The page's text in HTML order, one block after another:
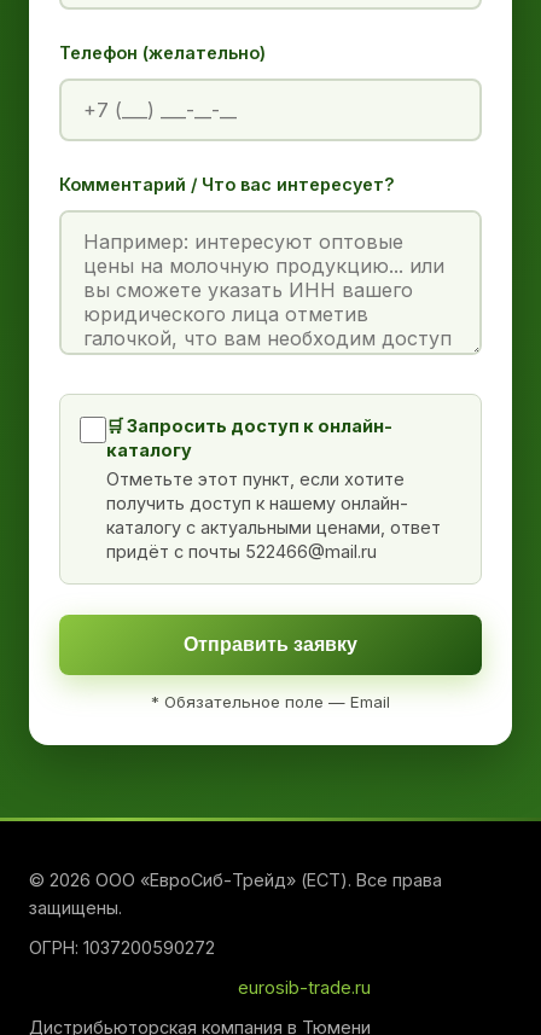
Телефон (желательно)
Комментарий / Что вас интересует?
🛒 Запросить доступ к онлайн-
каталогу
Отметьте этот пункт, если хотите
получить доступ к нашему онлайн-
каталогу с актуальными ценами, ответ
придёт с почты 522466@mail.ru
Отправить заявку
* Обязательное поле — Email
© 2026 ООО «ЕвроСиб-Трейд» (ЕСТ). Все права
защищены.
ОГРН: 1037200590272
eurosib-trade.ru
Дистрибьюторская компания в Тюмени